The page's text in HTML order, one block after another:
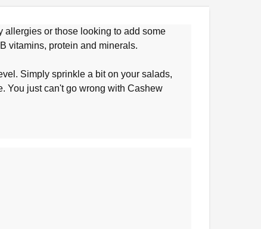
allergies or those looking to add some
vitamins, protein and minerals.
Simply sprinkle a bit on your salads,
You just can't go wrong with Cashew